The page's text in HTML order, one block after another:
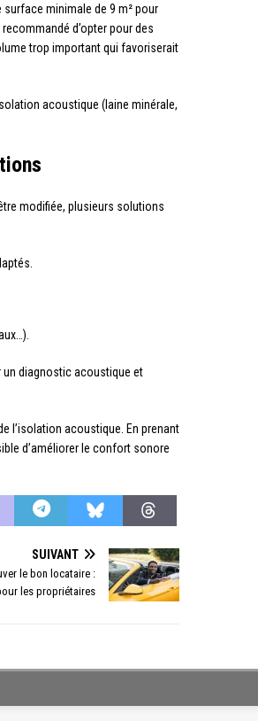
minimale de 9 m² pour
d’opter pour des
trop important qui favoriserait
acoustique (laine minérale,
modifiée, plusieurs solutions
un diagnostic acoustique et
l’isolation acoustique. En prenant
d’améliorer le confort sonore
SUIVANT
le bon locataire :
les propriétaires